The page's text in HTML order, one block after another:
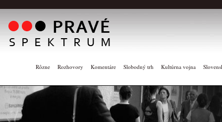
Rôzne Rozhovory Komentáre Slobodný trh Kultúrna vojna